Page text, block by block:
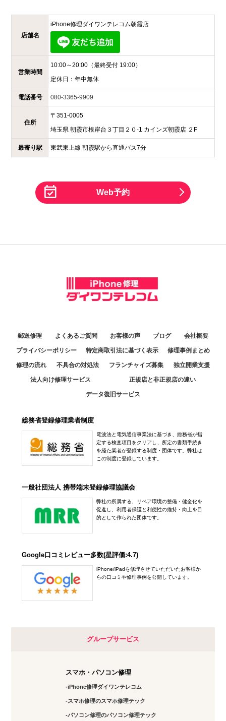
店舗名
iPhone修理ダイワンテレコム朝霞店
営業時間
10:00～20:00（最終受付 19:00）
定休日： 年中無休
電話番号 080-3365-9909
住所
〒 351-0005
埼玉県 朝霞市根岸台３丁目２０-1 カインズ朝霞店 ２F
最寄り駅 東武東上線 朝霞駅から直通バス7分
Web予約
郵送修理 よくあるご質問 お客様の声 ブログ 会社概要
プライバシーポリシー 特定商取引法に基づく表示 修理事例まとめ
修理の流れ 不具合の対処法 フランチャイズ募集 独立開業支援
法人向け修理サービス 正規店と非正規店の違い
データ復旧サービス
総務省登録修理業者制度
電波法と電気通信事業法に基づき、総務省が指
定する検査項目をクリアし、所定の書類手続き
を経た業者が登録する制度・団体です。弊社は
この制度に登録しています。
一般社団法人 携帯端末登録修理協議会
弊社の所属する、リペア環境の整備・健全化を
促進し、利用者保護と利便性の維持・向上を目
的として作られた団体です。
Google口コミレビュー多数(星評価:4.7)
iPhone/iPadを修理させていただいたお客様か
らの口コミや修理事例を公開しています。
グループサービス
スマホ・パソコン修理
iPhone修理ダイワンテレコム
スマホ修理のスマホ修理テック
パソコン修理のパソコン修理テック